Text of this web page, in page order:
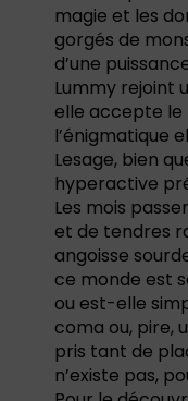
magie et les
gorgés de
d’une
Lummy rejoint
elle accepte le
l’énigmatique
Lesage, bien
hyperactive
Les mois
et de tendres
angoisse
ce monde est
ou est-elle
coma ou, pire,
pris tant de
n’existe pas,